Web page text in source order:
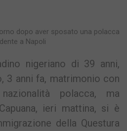
dopo aver sposato una polacca
a Napoli
nigeriano di 39 anni,
3 anni fa, matrimonio con
polacca, ma
ieri mattina, si è
della Questura